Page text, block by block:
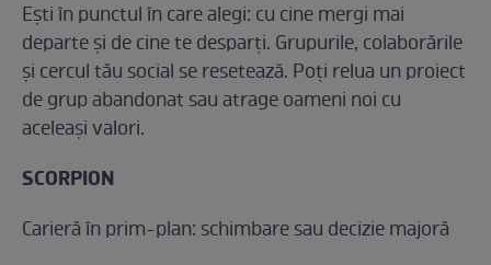
Ești în punctul în care alegi: cu cine mergi mai
departe și de cine te desparți. Grupurile, colaborările
și cercul tău social se resetează. Poți relua un proiect
de grup abandonat sau atrage oameni noi cu
aceleași valori.
SCORPION
Carieră în prim-plan: schimbare sau decizie majoră